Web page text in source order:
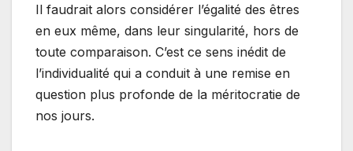
Il faudrait alors considérer l’égalité des êtres
en eux même, dans leur singularité, hors de
toute comparaison. C’est ce sens inédit de
l’individualité qui a conduit à une remise en
question plus profonde de la méritocratie de
nos jours.